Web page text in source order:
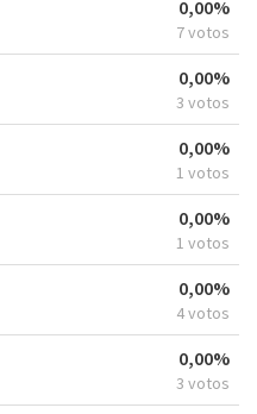
0,00%
7 votos
0,00%
3 votos
0,00%
1 votos
0,00%
1 votos
0,00%
4 votos
0,00%
3 votos